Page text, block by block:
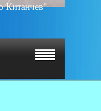
Китанчев"